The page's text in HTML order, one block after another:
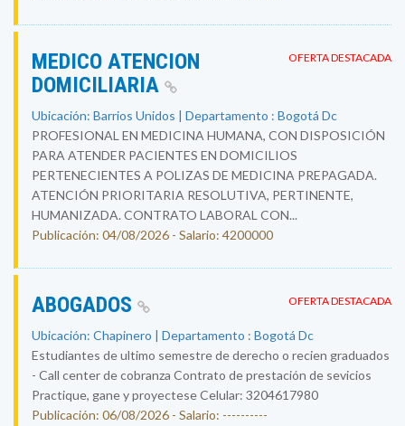
OFERTA DESTACADA
MEDICO ATENCION
DOMICILIARIA
Ubicación: Barrios Unidos | Departamento : Bogotá Dc
PROFESIONAL EN MEDICINA HUMANA, CON DISPOSICIÓN
PARA ATENDER PACIENTES EN DOMICILIOS
PERTENECIENTES A POLIZAS DE MEDICINA PREPAGADA.
ATENCIÓN PRIORITARIA RESOLUTIVA, PERTINENTE,
HUMANIZADA. CONTRATO LABORAL CON...
Publicación: 04/08/2026 - Salario: 4200000
OFERTA DESTACADA
ABOGADOS
Ubicación: Chapinero | Departamento : Bogotá Dc
Estudiantes de ultimo semestre de derecho o recien graduados
- Call center de cobranza Contrato de prestación de sevicios
Practique, gane y proyectese Celular: 3204617980
Publicación: 06/08/2026 - Salario: ----------